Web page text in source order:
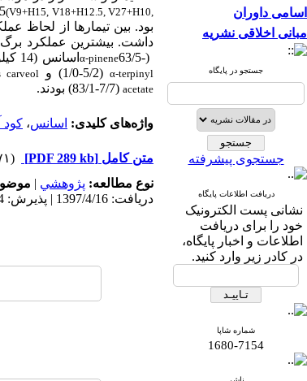
اسامی داوران
مبانی اخلاقی نشریه
جستجو در پایگاه
جستجوی پیشرفته
دریافت اطلاعات پایگاه
نشانی پست الکترونیک
خود را برای دریافت
اطلاعات و اخبار پایگاه،
در کادر زیر وارد کنید.
شماره شاپا
1680-7154
45 تن در هکتار، هیومیک ‌اسید(V9+H15, V18+H12.5, V27+H10,
اسانس (14 کیلوگرم در هکتار) با مصرف 45 تن در هکتار ورمی‌کمپوست به‌دست آمد. ترکیب‌های عمده اسانس مورد α-pinene(63/5-
carveol (1/0-5/2) و α-terpinyl
acetate (83/1-7/7) بودند.
واژه‌های کلیدی: اسانس، کود
متن کامل [PDF 289 kb]
(۱۳۷۱ دریافت)
نوع مطالعه: پژوهشي |
دریافت: 1397/4/16 | پذیرش: 1398/7/14 | انتشار: 1398/11/28